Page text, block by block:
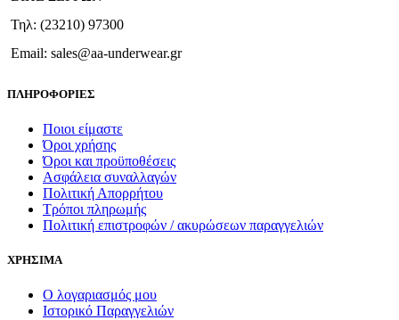
Τηλ: (23210) 97300
Email: sales@aa-underwear.gr
ΠΛΗΡΟΦΟΡΙΕΣ
Ποιοι είμαστε
Όροι χρήσης
Όροι και προϋποθέσεις
Ασφάλεια συναλλαγών
Πολιτική Απορρήτου
Τρόποι πληρωμής
Πολιτική επιστροφών / ακυρώσεων παραγγελιών
ΧΡΗΣΙΜΑ
Ο λογαριασμός μου
Ιστορικό Παραγγελιών